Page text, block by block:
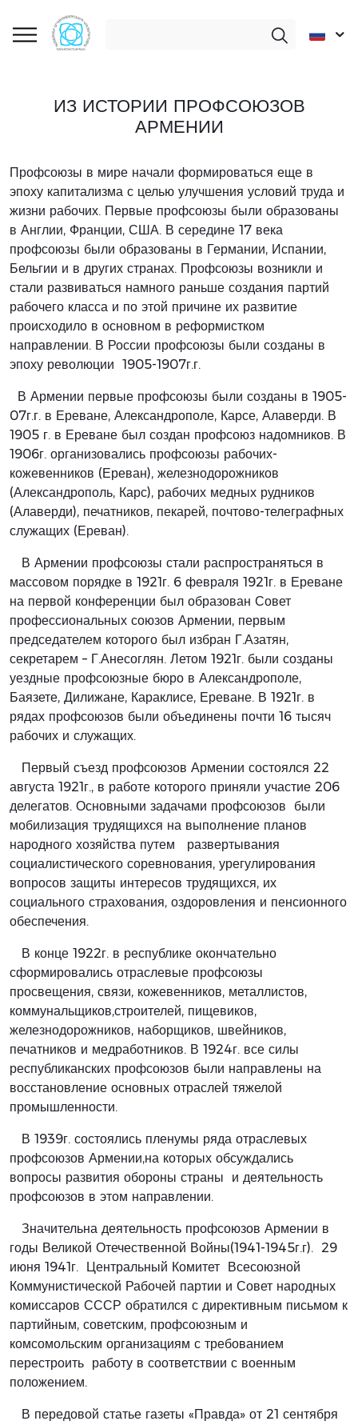
ИЗ ИСТОРИИ ПРОФСОЮЗОВ
АРМЕНИИ
Профсоюзы в мире начали формироваться еще в
эпоху капитализма с целью улучшения условий труда и
жизни рабочих. Первые профсоюзы были образованы
в Англии, Франции, США. В середине 17 века
профсоюзы были образованы в Германии, Испании,
Бельгии и в других странах. Профсоюзы возникли и
стали развиваться намного раньше создания партий
рабочего класса и по этой причине их развитие
происходило в основном в реформистком
направлении. В России профсоюзы были созданы в
эпоху революции 1905-1907г.г.
В Армении первые профсоюзы были созданы в 1905-
07г.г. в Ереване, Александрополе, Карсе, Алаверди. В
1905 г. в Ереване был создан профсоюз надомников. В
1906г. организовались профсоюзы рабочих-
кожевенников (Ереван), железнодорожников
(Александрополь, Карс), рабочих медных рудников
(Алаверди), печатников, пекарей, почтово-телеграфных
служащих (Ереван).
В Армении профсоюзы стали распространяться в
массовом порядке в 1921г. 6 февраля 1921г. в Ереване
на первой конференции был образован Совет
профессиональных союзов Армении, первым
председателем которого был избран Г.Азатян,
секретарем – Г.Анесоглян. Летом 1921г. были созданы
уездные профсоюзные бюро в Александрополе,
Баязете, Дилижане, Караклисе, Ереване. В 1921г. в
рядах профсоюзов были объединены почти 16 тысяч
рабочих и служащих.
Первый съезд профсоюзов Армении состоялся 22
августа 1921г., в работе которого приняли участие 206
делегатов. Основными задачами профсоюзов были
мобилизация трудящихся на выполнение планов
народного хозяйства путем развертывания
социалистического соревнования, урегулирования
вопросов защиты интересов трудящихся, их
социального страхования, оздоровления и пенсионного
обеспечения.
В конце 1922г. в республике окончательно
сформировались отраслевые профсоюзы
просвещения, связи, кожевенников, металлистов,
коммунальщиков,строителей, пищевиков,
железнодорожников, наборщиков, швейников,
печатников и медработников. В 1924г. все силы
республиканских профсоюзов были направлены на
восстановление основных отраслей тяжелой
промышленности.
В 1939г. состоялись пленумы ряда отраслевых
профсоюзов Армении,на которых обсуждались
вопросы развития обороны страны и деятельность
профсоюзов в этом направлении.
Значительна деятельность профсоюзов Армении в
годы Великой Отечественной Войны(1941-1945г.г). 29
июня 1941г. Центральный Комитет Всесоюзной
Коммунистической Рабочей партии и Совет народных
комиссаров СССР обратился с директивным письмом к
партийным, советским, профсоюзным и
комсомольским организациям с требованием
перестроить работу в соответствии с военным
положением.
В передовой статье газеты «Правда» от 21 сентября